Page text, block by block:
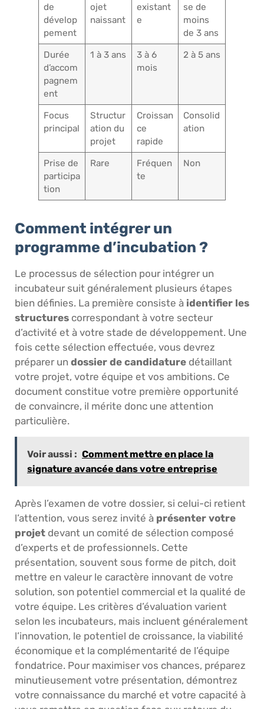
de
dévelop
pement
ojet
naissant
existant
e
se de
moins
de 3 ans
Durée
d’accom
pagnem
ent
1 à 3 ans
3 à 6
mois
2 à 5 ans
Focus
principal
Structur
ation du
projet
Croissan
ce
rapide
Consolid
ation
Prise de
participa
tion
Rare
Fréquen
te
Non
Comment intégrer un
programme d’incubation ?
Le processus de sélection pour intégrer un
incubateur suit généralement plusieurs étapes
bien définies. La première consiste à identifier les
structures correspondant à votre secteur
d’activité et à votre stade de développement. Une
fois cette sélection effectuée, vous devrez
préparer un dossier de candidature détaillant
votre projet, votre équipe et vos ambitions. Ce
document constitue votre première opportunité
de convaincre, il mérite donc une attention
particulière.
Voir aussi : Comment mettre en place la
signature avancée dans votre entreprise
Après l’examen de votre dossier, si celui-ci retient
l’attention, vous serez invité à présenter votre
projet devant un comité de sélection composé
d’experts et de professionnels. Cette
présentation, souvent sous forme de pitch, doit
mettre en valeur le caractère innovant de votre
solution, son potentiel commercial et la qualité de
votre équipe. Les critères d’évaluation varient
selon les incubateurs, mais incluent généralement
l’innovation, le potentiel de croissance, la viabilité
économique et la complémentarité de l’équipe
fondatrice. Pour maximiser vos chances, préparez
minutieusement votre présentation, démontrez
votre connaissance du marché et votre capacité à